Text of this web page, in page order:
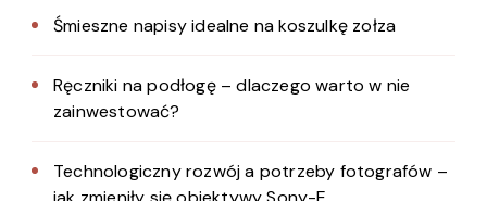
Śmieszne napisy idealne na koszulkę zołza
Ręczniki na podłogę – dlaczego warto w nie
zainwestować?
Technologiczny rozwój a potrzeby fotografów –